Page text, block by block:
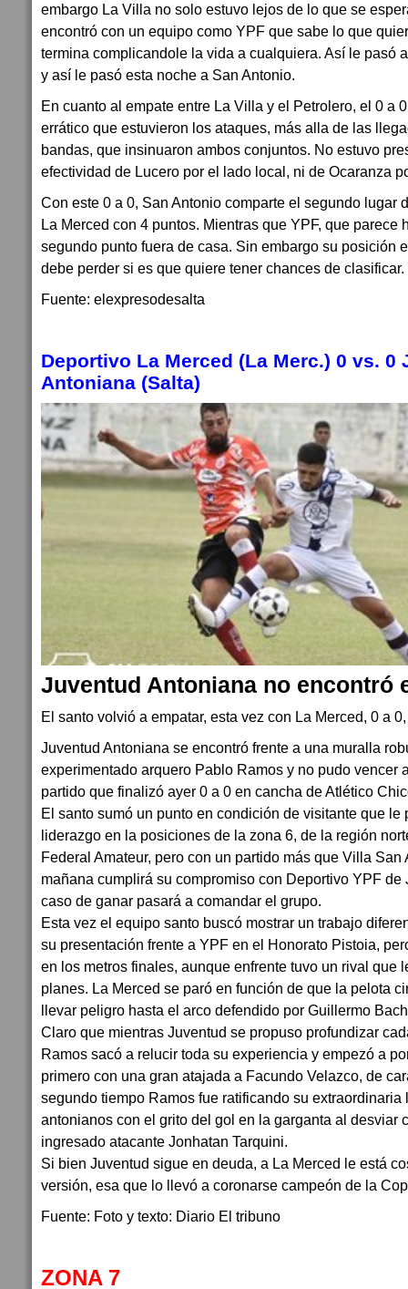
embargo La Villa no solo estuvo lejos de lo que se
encontró con un equipo como YPF que sabe lo que
termina complicandole la vida a cualquiera. Así le pasó
y así le pasó esta noche a San Antonio.
En cuanto al empate entre La Villa y el Petrolero, el 0 a
errático que estuvieron los ataques, más alla de las
bandas, que insinuaron ambos conjuntos. No estuvo
efectividad de Lucero por el lado local, ni de Ocaranza
Con este 0 a 0, San Antonio comparte el segundo lugar
La Merced con 4 puntos. Mientras que YPF, que parece
segundo punto fuera de casa. Sin embargo su posición
debe perder si es que quiere tener chances de
Fuente: elexpresodesalta
Deportivo La Merced (La Merc.) 0 vs. 0
Antoniana (Salta)
Juventud Antoniana no encontró
El santo volvió a empatar, esta vez con La Merced, 0 a
Juventud Antoniana se encontró frente a una muralla
experimentado arquero Pablo Ramos y no pudo vencer
partido que finalizó ayer 0 a 0 en cancha de Atlético
El santo sumó un punto en condición de visitante que le
liderazgo en la posiciones de la zona 6, de la región
Federal Amateur, pero con un partido más que Villa San
mañana cumplirá su compromiso con Deportivo YPF de
caso de ganar pasará a comandar el grupo.
Esta vez el equipo santo buscó mostrar un trabajo
su presentación frente a YPF en el Honorato Pistoia,
en los metros finales, aunque enfrente tuvo un rival que
planes. La Merced se paró en función de que la pelota
llevar peligro hasta el arco defendido por Guillermo
Claro que mientras Juventud se propuso profundizar
Ramos sacó a relucir toda su experiencia y empezó a
primero con una gran atajada a Facundo Velazco, de
segundo tiempo Ramos fue ratificando su extraordinaria
antonianos con el grito del gol en la garganta al desviar
ingresado atacante Jonhatan Tarquini.
Si bien Juventud sigue en deuda, a La Merced le está
versión, esa que lo llevó a coronarse campeón de la
Fuente: Foto y texto: Diario El tribuno
ZONA 7